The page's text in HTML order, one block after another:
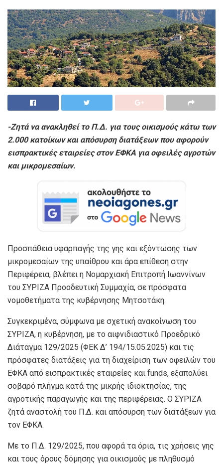
-Ζητά να ανακληθεί το Π.Δ. για τους οικισμούς κάτω των
2.000 κατοίκων και απόσυρση διατάξεων που αφορούν
εισπρακτικές εταιρείες στον ΕΦΚΑ για οφειλές αγροτών
και μικρομεσαίων.
Προσπάθεια υφαρπαγής της γης και εξόντωσης των
μικρομεσαίων της υπαίθρου και άρα επίθεση στην
Περιφέρεια, βλέπει η Νομαρχιακή Επιτροπή Ιωαννίνων
του ΣΥΡΙΖΑ Προοδευτική Συμμαχία, σε πρόσφατα
νομοθετήματα της κυβέρνησης Μητσοτάκη.
Συγκεκριμένα, σύμφωνα με σχετική ανακοίνωση του
ΣΥΡΙΖΑ, η κυβέρνηση, με το αιφνιδιαστικό Προεδρικό
Διάταγμα 129/2025 (ΦΕΚ Δ’ 194/15.05.2025) και τις
πρόσφατες διατάξεις για τη διαχείριση των οφειλών του
ΕΦΚΑ από εισπρακτικές εταιρείες και funds, εξαπολύει
σοβαρό πλήγμα κατά της μικρής ιδιοκτησίας, της
αγροτικής παραγωγής και της περιφέρειας. Ο ΣΥΡΙΖΑ
ζητά αναστολή του Π.Δ. και απόσυρση των διατάξεων για
τον ΕΦΚΑ.
Με το Π.Δ. 129/2025, που αφορά τα όρια, τις χρήσεις γης
και τους όρους δόμησης για οικισμούς με πληθυσμό